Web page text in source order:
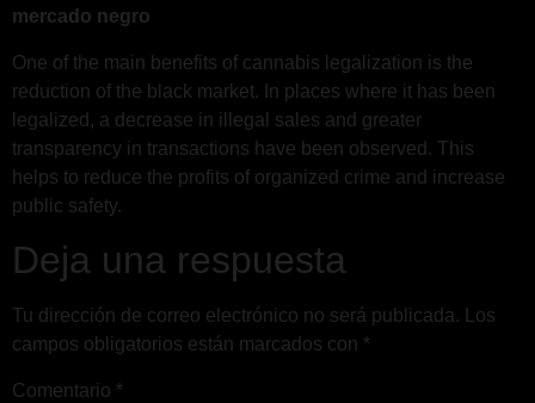
mercado negro
One of the main benefits of cannabis legalization is the
reduction of the black market. In places where it has been
legalized, a decrease in illegal sales and greater
transparency in transactions have been observed. This
helps to reduce the profits of organized crime and increase
public safety.
Deja una respuesta
Tu dirección de correo electrónico no será publicada.
Los
campos obligatorios están marcados con *
Comentario *